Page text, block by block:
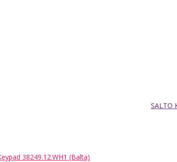
SALTO
38249.12.WH1 (Balta)